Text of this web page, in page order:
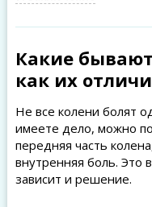
Какие
как их
Не все колени болят
имеете дело, можно
передняя часть
внутренняя боль. Это
зависит и решение.